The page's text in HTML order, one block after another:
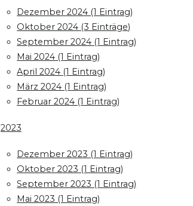
Dezember 2024 (1 Eintrag)
Oktober 2024 (3 Einträge)
September 2024 (1 Eintrag)
Mai 2024 (1 Eintrag)
April 2024 (1 Eintrag)
März 2024 (1 Eintrag)
Februar 2024 (1 Eintrag)
2023
Dezember 2023 (1 Eintrag)
Oktober 2023 (1 Eintrag)
September 2023 (1 Eintrag)
Mai 2023 (1 Eintrag)